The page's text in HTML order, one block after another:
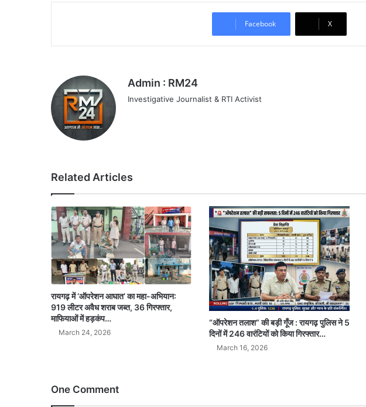
Facebook X
Admin : RM24
Investigative Journalist & RTI Activist
Related Articles
रायगढ़ में ‘ऑपरेशन आघात’ का महा-अभियान:
919 लीटर अवैध शराब जब्त, 36 गिरफ्तार,
माफियाओं में हड़कंप…
March 24, 2026
“ऑपरेशन तलाश” की बड़ी गूँज : रायगढ़ पुलिस ने 5
दिनों में 246 वारंटियों को किया गिरफ्तार…
March 16, 2026
One Comment